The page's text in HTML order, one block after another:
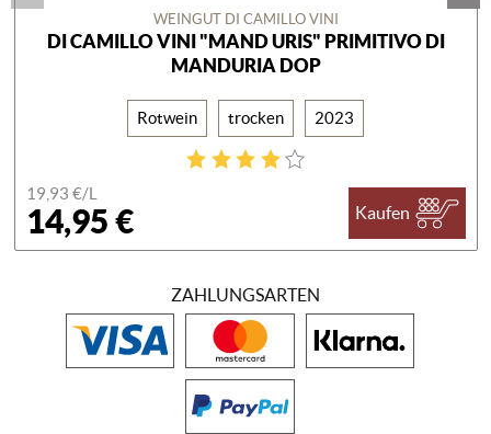
WEINGUT DI CAMILLO VINI
DI CAMILLO VINI "MAND URIS" PRIMITIVO DI
MANDURIA DOP
Rotwein trocken 2023
19,93 €/L
14,95 € Kaufen
ZAHLUNGSARTEN